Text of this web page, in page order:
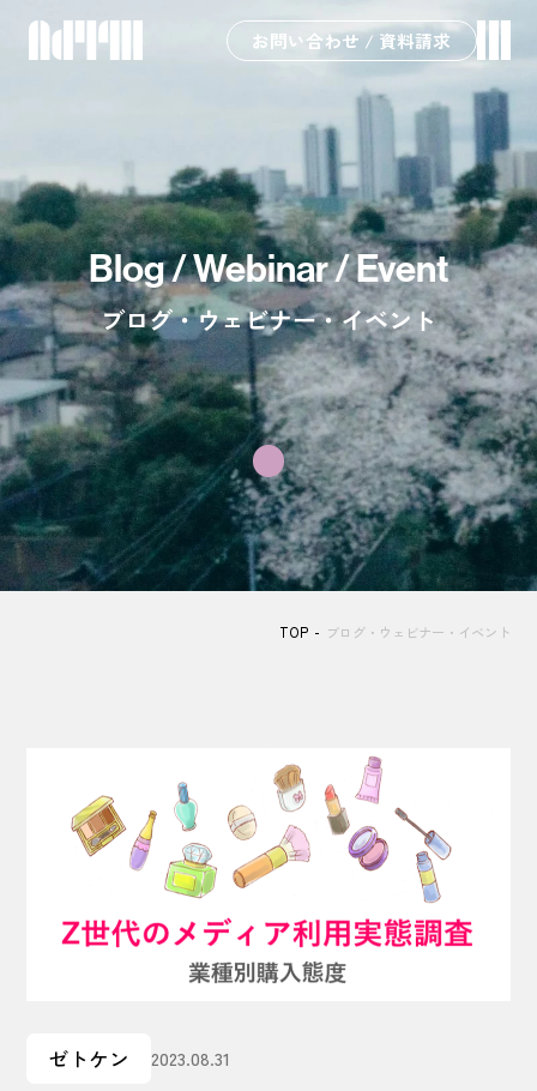
お問い合わせ / 資料請求
Blog / Webinar / Event
ブログ・ウェビナー・イベント
TOP ブログ・ウェビナー・イベント
ゼトケン 2023.08.31